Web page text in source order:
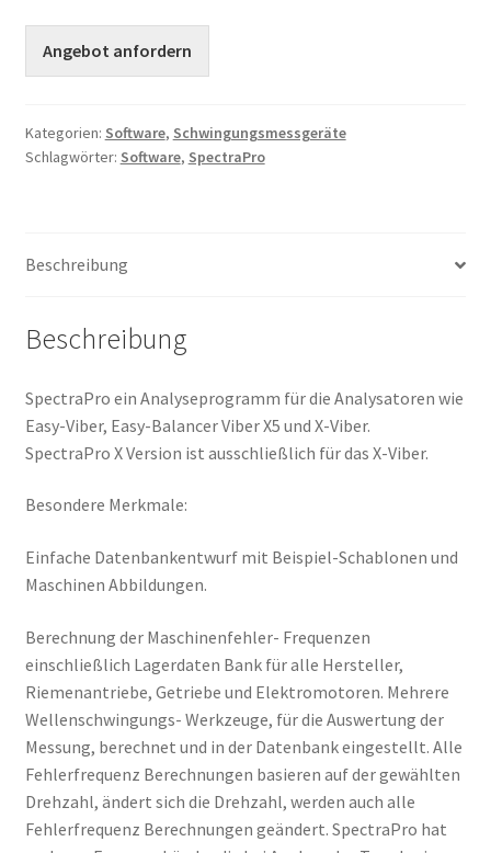
Angebot anfordern
Kategorien: Software, Schwingungsmessgeräte
Schlagwörter: Software, SpectraPro
Beschreibung
Beschreibung
SpectraPro ein Analyseprogramm für die Analysatoren wie
Easy-Viber, Easy-Balancer Viber X5 und X-Viber.
SpectraPro X Version ist ausschließlich für das X-Viber.
Besondere Merkmale:
Einfache Datenbankentwurf mit Beispiel-Schablonen und
Maschinen Abbildungen.
Berechnung der Maschinenfehler- Frequenzen
einschließlich Lagerdaten Bank für alle Hersteller,
Riemenantriebe, Getriebe und Elektromotoren. Mehrere
Wellenschwingungs- Werkzeuge, für die Auswertung der
Messung, berechnet und in der Datenbank eingestellt. Alle
Fehlerfrequenz Berechnungen basieren auf der gewählten
Drehzahl, ändert sich die Drehzahl, werden auch alle
Fehlerfrequenz Berechnungen geändert. SpectraPro hat